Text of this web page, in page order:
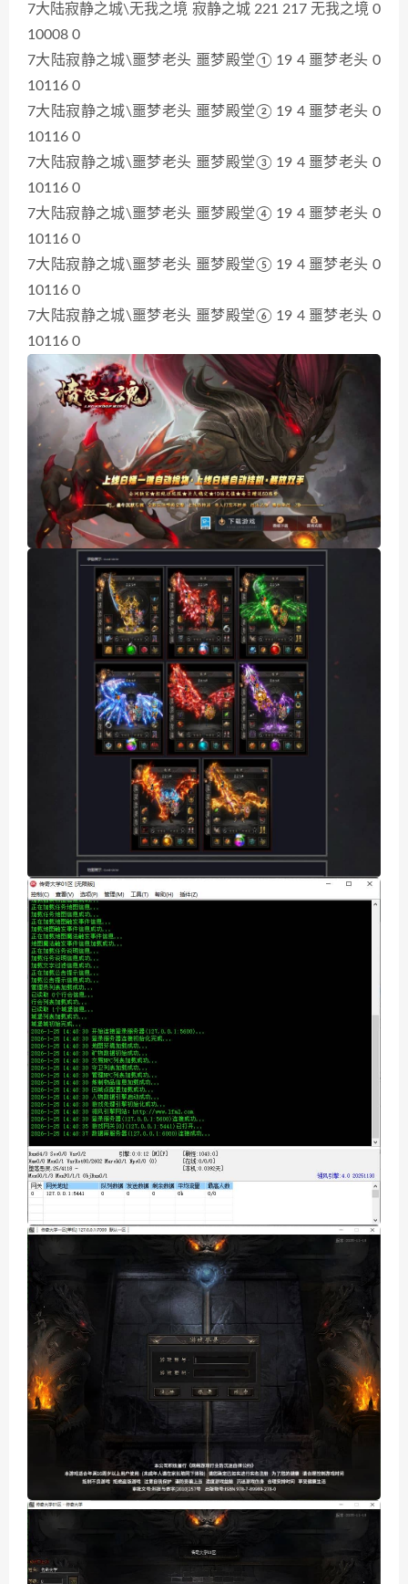
7大陆寂静之城\无我之境 寂静之城 221 217 无我之境 0
10008 0
7大陆寂静之城\噩梦老头 噩梦殿堂① 19 4 噩梦老头 0
10116 0
7大陆寂静之城\噩梦老头 噩梦殿堂② 19 4 噩梦老头 0
10116 0
7大陆寂静之城\噩梦老头 噩梦殿堂③ 19 4 噩梦老头 0
10116 0
7大陆寂静之城\噩梦老头 噩梦殿堂④ 19 4 噩梦老头 0
10116 0
7大陆寂静之城\噩梦老头 噩梦殿堂⑤ 19 4 噩梦老头 0
10116 0
7大陆寂静之城\噩梦老头 噩梦殿堂⑥ 19 4 噩梦老头0
10116 0